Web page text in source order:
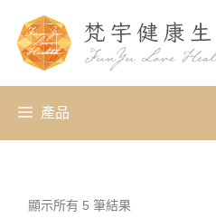
產品
顯示所有 5 筆結果